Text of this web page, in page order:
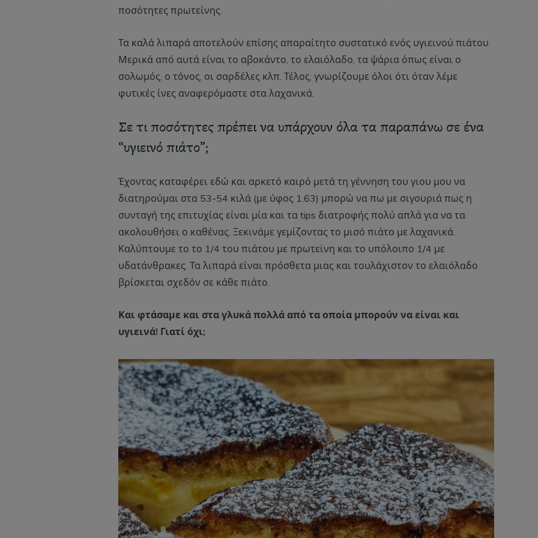
ποσότητες πρωτείνης.
Τα καλά λιπαρά αποτελούν επίσης απαραίτητο συστατικό ενός υγιεινού πιάτου.
Μερικά από αυτά είναι το αβοκάντο, το ελαιόλαδο, τα ψάρια όπως είναι ο
σολωμός, ο τόνος, οι σαρδέλες κλπ. Τέλος, γνωρίζουμε όλοι ότι όταν λέμε
φυτικές ίνες αναφερόμαστε στα λαχανικά.
Σε τι ποσότητες πρέπει να υπάρχουν όλα τα παραπάνω σε ένα
“υγιεινό πιάτο”;
Έχοντας καταφέρει εδώ και αρκετό καιρό μετά τη γέννηση του γιου μου να
διατηρούμαι στα 53-54 κιλά (με ύφος 1.63) μπορώ να πω με σιγουριά πως η
συνταγή της επιτυχίας είναι μία και τα tips διατροφής πολύ απλά για να τα
ακολουθήσει ο καθένας. Ξεκινάμε γεμίζοντας το μισό πιάτο με λαχανικά.
Καλύπτουμε το το 1/4 του πιάτου με πρωτεϊνη και το υπόλοιπο 1/4 με
υδατάνθρακες. Τα λιπαρά είναι πρόσθετα μιας και τουλάχιστον το ελαιόλαδο
βρίσκεται σχεδόν σε κάθε πιάτο.
Και φτάσαμε και στα γλυκά πολλά από τα οποία μπορούν να είναι και
υγιεινά! Γιατί όχι;